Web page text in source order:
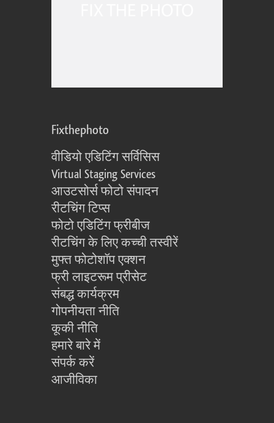
Fixthephoto
वीडियो एडिटिंग सर्विसिस
Virtual Staging Services
आउटसोर्स फोटो संपादन
रीटचिंग टिप्स
फोटो एडिटिंग फ्रीबीज
रीटचिंग के लिए कच्ची तस्वीरें
मुफ्त फोटोशॉप एक्शन
फ्री लाइटरूम प्रीसेट
संबद्ध कार्यक्रम
गोपनीयता नीति
कूकी नीति
हमारे बारे में
संपर्क करें
आजीविका